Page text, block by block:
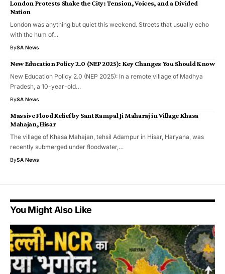
London Protests Shake the City: Tension, Voices, and a Divided
Nation
London was anything but quiet this weekend. Streets that usually echo
with the hum of…
BySA News
New Education Policy 2.0 (NEP 2025): Key Changes You Should Know
New Education Policy 2.0 (NEP 2025): In a remote village of Madhya
Pradesh, a 10-year-old…
BySA News
Massive Flood Relief by Sant Rampal Ji Maharaj in Village Khasa
Mahajan, Hisar
The village of Khasa Mahajan, tehsil Adampur in Hisar, Haryana, was
recently submerged under floodwater,…
BySA News
You Might Also Like